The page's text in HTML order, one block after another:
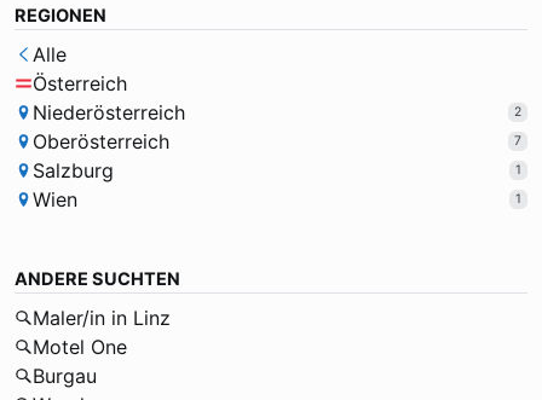
REGIONEN
Alle
Österreich
Niederösterreich
2
Oberösterreich 7
Salzburg 1
Wien 1
ANDERE SUCHTEN
Maler/in in Linz
Motel One
Burgau